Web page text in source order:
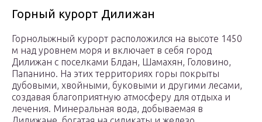
Горный курорт Дилижан
Горнолыжный курорт расположился на высоте 1450
м над уровнем моря и включает в себя город
Дилижан с поселками Блдан, Шамахян, Головино,
Папанино. На этих территориях горы покрыты
дубовыми, хвойными, буковыми и другими лесами,
создавая благоприятную атмосферу для отдыха и
лечения. Минеральная вода, добываемая в